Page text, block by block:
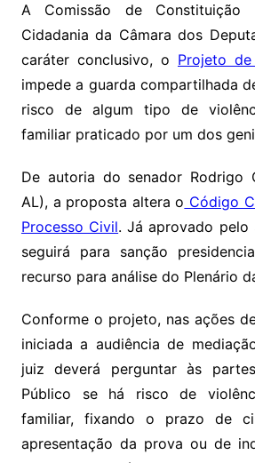
A Comissão de
Cidadania da Câmara dos
caráter conclusivo, o Projeto
impede a guarda compartilhada
risco de algum tipo de
familiar praticado por um dos
De autoria do senador Rodrigo
AL), a proposta altera o Código
Processo Civil. Já aprovado pelo
seguirá para sanção
recurso para análise do Plenário
Conforme o projeto, nas ações
iniciada a audiência de
juiz deverá perguntar às
Público se há risco de
familiar, fixando o prazo de
apresentação da prova ou de